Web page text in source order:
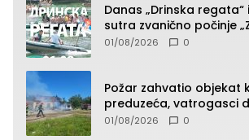
Danas „Drinska regata“
sutra zvanično počinje
01/08/2026 0
Požar zahvatio objekat
preduzeća, vatrogasci
vatru (FOTO)
01/08/2026 0